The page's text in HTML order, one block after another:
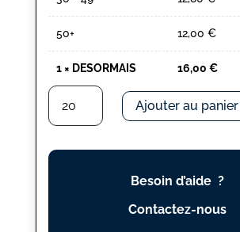
50+ 12,00 €
1× DESORMAIS 16,00 €
quantité
DESORMAIS
Ajouter au panier
Besoin d’aide ?
Contactez-nous